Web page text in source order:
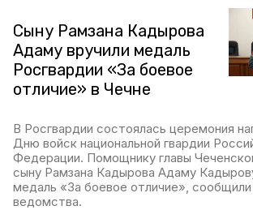
Сыну Рамзана Кадырова
Адаму вручили медаль
Росгвардии «За боевое
отличие» в Чечне
В Росгвардии состоялась церемония
Дню войск национальной гвардии
Федерации. Помощнику главы
сыну Рамзана Кадырова Адаму
медаль «За боевое отличие»,
ведомства.